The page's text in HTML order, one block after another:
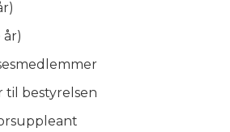
år)
til bestyrelsen